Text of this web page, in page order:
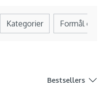
Kategorier Formål og
Bestsellers